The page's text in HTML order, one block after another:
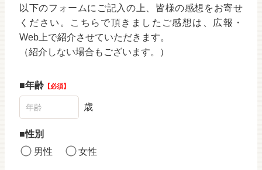
以下のフォームにご記入の上、皆様の感想をお寄せ
ください。こちらで頂きましたご感想は、広報・
Web上で紹介させていただきます。
（紹介しない場合もございます。）
年齢 必須
歳
性別
男性
女性